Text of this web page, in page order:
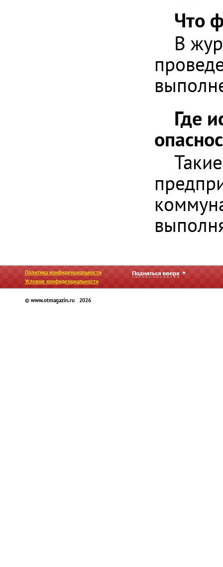
Что
В
Где
Политика конфиденциальности
Условия конфиденциальности
© www.otmagazin.ru 2026